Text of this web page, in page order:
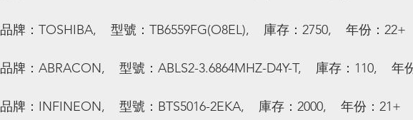
品牌：TOSHIBA,    型號：TB6559FG(O8EL),    庫存：2750,    年份：22+
品牌：ABRACON,    型號：ABLS2-3.6864MHZ-D4Y-T,    庫存：110,    年
品牌：INFINEON,    型號：BTS5016-2EKA,    庫存：2000,    年份：21+